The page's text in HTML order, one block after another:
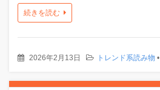
続きを読む
2026年2月13日 トレンド系読み物 •